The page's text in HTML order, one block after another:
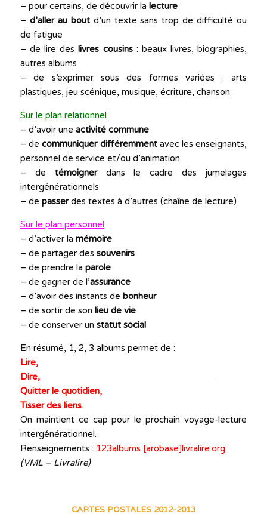
– pour certains, de découvrir la lecture
– d’aller au boutd’un texte sans trop de difficulté ou
de fatigue
– de lire deslivres cousins: beaux livres, biographies,
autres albums
– de s’exprimer sous des formes variées : arts
plastiques, jeu scénique, musique, écriture, chanson
Sur le plan relationnel
– d’avoir une activité commune
– decommuniquer différemmentavec les enseignants,
personnel de service et/ou d’animation
– de témoignerdans le cadre des jumelages
intergénérationnels
– de passerdes textes à d’autres (chaîne de lecture)
Sur le plan personnel
– d’activer la mémoire
– de partager des souvenirs
– de prendre la parole
– de gagner de l’assurance
– d’avoir des instants de bonheur
– de sortir de son lieu de vie
– de conserver un statut social
En résumé, 1, 2, 3 albums permet de :
Lire,
Dire,
Quitter le quotidien,
Tisser des liens.
On maintient ce cap pour le prochain voyage-lecture
intergénérationnel.
Renseignements : 123albums [arobase]livralire.org
(VML – Livralire)
CARTES POSTALES 2012-2013